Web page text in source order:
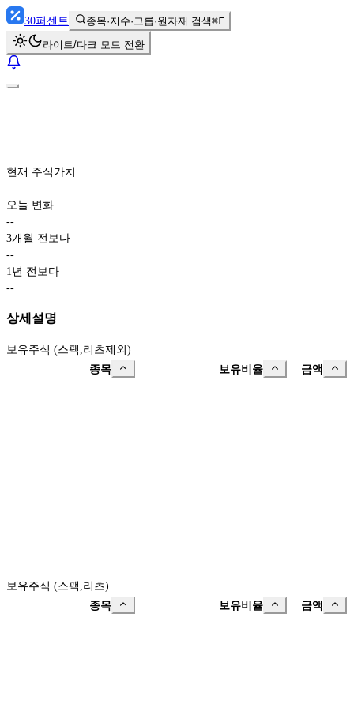
30퍼센트 종목·지수·그룹·원자재 검색⌘F
라이트/다크 모드 전환
현재 주식가치
오늘 변화
--
3개월 전보다
--
1년 전보다
--
상세설명
보유주식 (스팩,리츠제외)
종목
보유비율 금액
보유주식 (스팩,리츠)
종목
보유비율 금액